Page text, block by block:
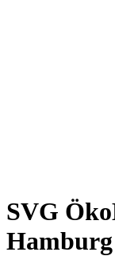
SVG
Hamburg